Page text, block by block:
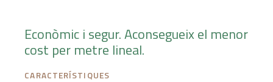
Econòmic i segur. Aconsegueix el menor
cost per metre lineal.
CARACTERÍSTIQUES